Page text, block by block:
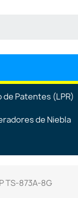
Patentes (LPR)
de Niebla
TS-873A-8G